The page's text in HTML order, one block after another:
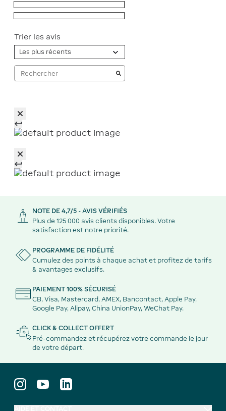
Trier les avis
NOTE DE 4,7/5 - AVIS VÉRIFIÉS
Plus de 125 000 avis clients disponibles. Votre
satisfaction est notre priorité.
PROGRAMME DE FIDÉLITÉ
Cumulez des points à chaque achat et profitez de tarifs
& avantages exclusifs.
PAIEMENT 100% SÉCURISÉ
CB, Visa, Mastercard, AMEX, Bancontact, Apple Pay,
Google Pay, Alipay, China UnionPay, WeChat Pay.
CLICK & COLLECT OFFERT
Pré-commandez et récupérez votre commande le jour
de votre départ.